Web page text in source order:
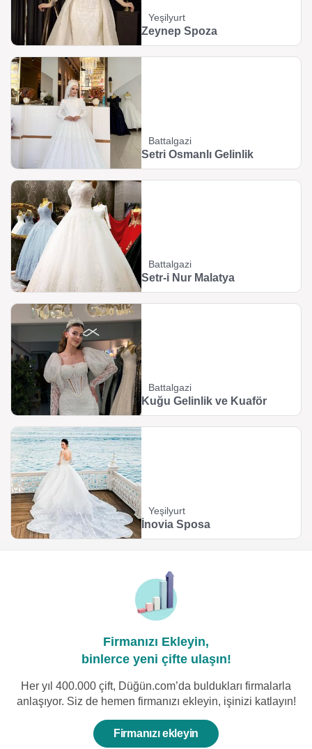
Yeşilyurt
Zeynep Spoza
Battalgazi
Setri Osmanlı Gelinlik
Battalgazi
Setr-i Nur Malatya
Battalgazi
Kuğu Gelinlik ve Kuaför
Yeşilyurt
İnovia Sposa
Firmanızı Ekleyin,
binlerce yeni çifte ulaşın!
Her yıl 400.000 çift, Düğün.com’da buldukları firmalarla
anlaşıyor. Siz de hemen firmanızı ekleyin, işinizi katlayın!
Firmanızı ekleyin